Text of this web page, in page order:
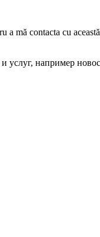
mă contacta cu
услуг, например